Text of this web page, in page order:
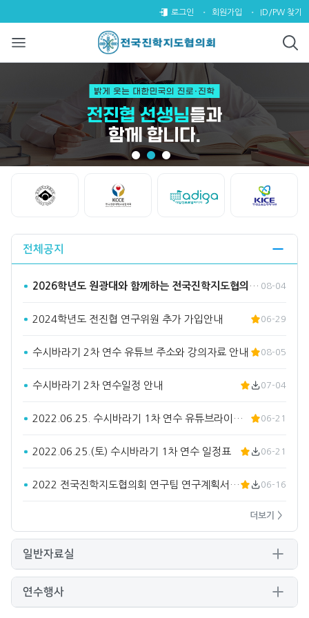
전국진학지도협의회
로그인 회원가입 ID/PW 찾기
전체공지
2026학년도 원광대와 함께하는 전국진학지도협의회 수시바라기2… 08-04
2024학년도 전진협 연구위원 추가 가입안내 06-29
수시바라기 2차 연수 유튜브 주소와 강의자료 안내 08-05
수시바라기 2차 연수일정 안내 07-04
2022.06.25. 수시바라기 1차 연수 유튜브라이브 주소입… 06-21
2022.06.25.(토) 수시바라기 1차 연수 일정표 06-21
2022 전국진학지도협의회 연구팀 연구계획서(요약) 06-16
더보기 >
일반자료실
연수행사